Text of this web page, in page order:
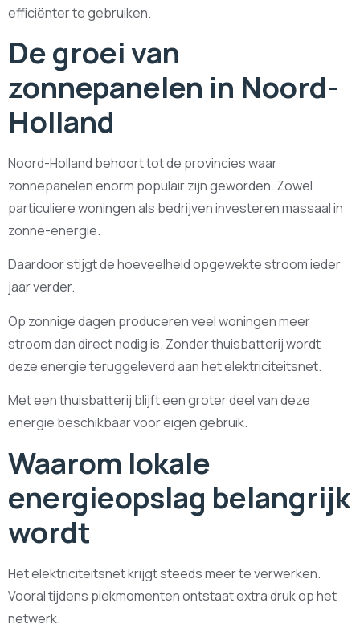
efficiënter te gebruiken.
De groei van
zonnepanelen in Noord-
Holland
Noord-Holland behoort tot de provincies waar
zonnepanelen enorm populair zijn geworden. Zowel
particuliere woningen als bedrijven investeren massaal in
zonne-energie.
Daardoor stijgt de hoeveelheid opgewekte stroom ieder
jaar verder.
Op zonnige dagen produceren veel woningen meer
stroom dan direct nodig is. Zonder thuisbatterij wordt
deze energie teruggeleverd aan het elektriciteitsnet.
Met een thuisbatterij blijft een groter deel van deze
energie beschikbaar voor eigen gebruik.
Waarom lokale
energieopslag belangrijk
wordt
Het elektriciteitsnet krijgt steeds meer te verwerken.
Vooral tijdens piekmomenten ontstaat extra druk op het
netwerk.